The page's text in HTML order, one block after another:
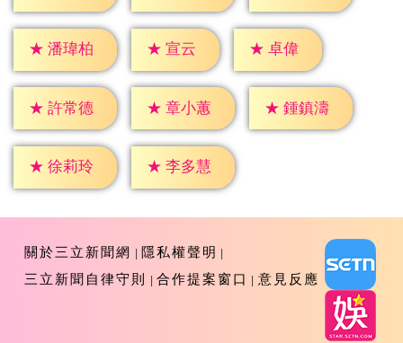
★ 潘瑋柏 ★ 宣云 ★ 卓偉
★ 許常德 ★ 章小蕙 ★ 鍾鎮濤
★ 徐莉玲 ★ 李多慧
關於三立新聞網
隱私權聲明
三立新聞自律守則
合作提案窗口 意見反應